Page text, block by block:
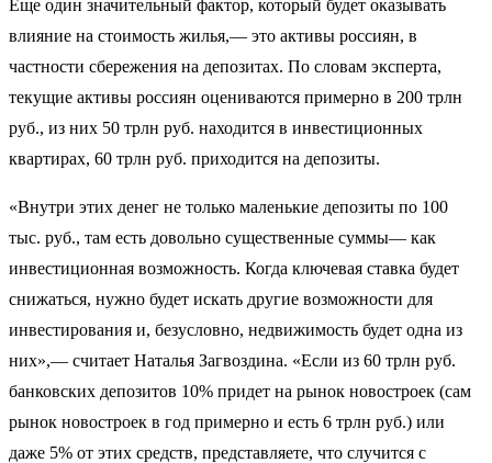
Еще один значительный фактор, который будет оказывать
влияние на стоимость жилья,— это активы россиян, в
частности сбережения на депозитах. По словам эксперта,
текущие активы россиян оцениваются примерно в 200 трлн
руб., из них 50 трлн руб. находится в инвестиционных
квартирах, 60 трлн руб. приходится на депозиты.
«Внутри этих денег не только маленькие депозиты по 100
тыс. руб., там есть довольно существенные суммы— как
инвестиционная возможность. Когда ключевая ставка будет
снижаться, нужно будет искать другие возможности для
инвестирования и, безусловно, недвижимость будет одна из
них»,— считает Наталья Загвоздина. «Если из 60 трлн руб.
банковских депозитов 10% придет на рынок новостроек (сам
рынок новостроек в год примерно и есть 6 трлн руб.) или
даже 5% от этих средств, представляете, что случится с